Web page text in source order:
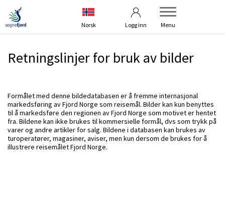
Norsk Logg inn Menu
Kontakt oss
Retningslinjer for bruk av bilder
Formålet med denne bildedatabasen er å fremme internasjonal
markedsføring av Fjord Norge som reisemål. Bilder kan kun benyttes
til å markedsføre den regionen av Fjord Norge som motivet er hentet
fra. Bildene kan ikke brukes til kommersielle formål, dvs som trykk på
varer og andre artikler for salg. Bildene i databasen kan brukes av
turoperatører, magasiner, aviser, men kun dersom de brukes for å
illustrere reisemålet Fjord Norge.